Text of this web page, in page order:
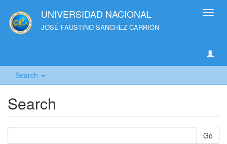
UNIVERSIDAD NACIONAL
JOSÉ FAUSTINO SANCHEZ CARRIÓN
Search
Search
Go